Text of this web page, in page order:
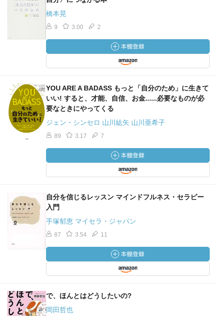
橋本晃
9 3.00 2
YOU ARE A BADASS もっと「自分のため」に生きて
いい! すると、才能、自信、お金......必要なものが必
要なときにやってくる
ジェン・シンセロ 山川紘矢 山川亜希子
89 3.17 7
自分を信じるレッスン マインドフルネス・セラピー
入門
手塚郁恵 マイセラ・ジャパン
87 3.54 11
で、ほんとはどうしたいの?
岡田哲也